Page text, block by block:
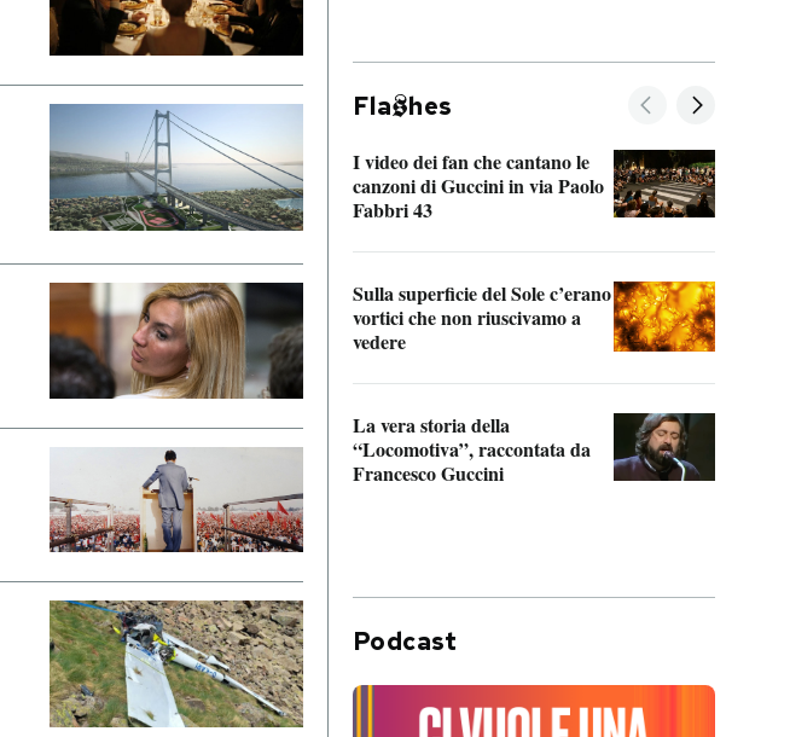
Fla hes
I video dei fan che cantano le
canzoni di Guccini in via Paolo
Fabbri 43
Sulla superficie del Sole c’erano
vortici che non riuscivamo a
vedere
La vera storia della
“Locomotiva”, raccontata da
Francesco Guccini
Podcast